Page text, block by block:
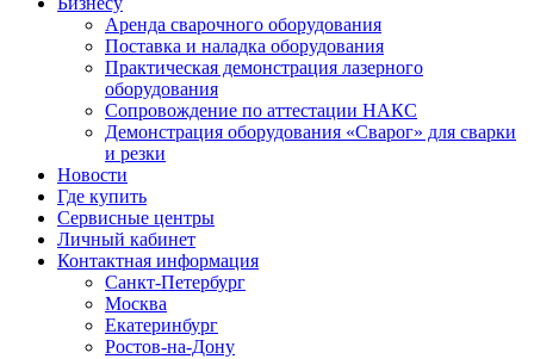
Аренда сварочного оборудования
Поставка и наладка оборудования
Практическая демонстрация лазерного
оборудования
Сопровождение по аттестации НАКС
Демонстрация оборудования «Сварог» для сварки
и резки
Новости
Где купить
Сервисные центры
Личный кабинет
Контактная информация
Санкт-Петербург
Москва
Екатеринбург
Ростов-на-Дону